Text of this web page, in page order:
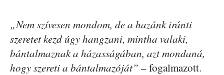
„Nem szívesen mondom, de a hazánk iránti
szeretet kezd úgy hangzani, mintha valaki,
bántalmaznak a házasságában, azt mondaná,
hogy szereti a bántalmazóját” – fogalmazott.